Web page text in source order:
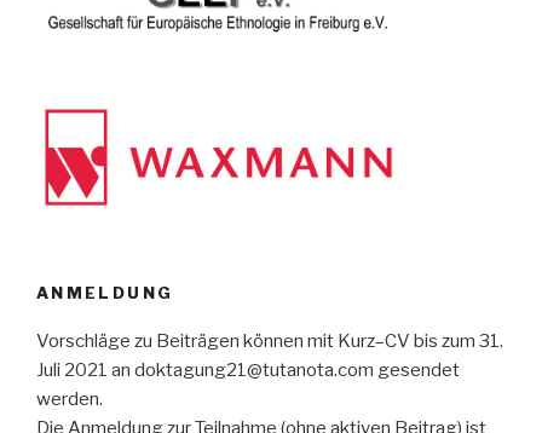
ANMELDUNG
Vorschläge zu Beiträgen können mit Kurz–CV bis zum 31.
Juli 2021 an doktagung21@tutanota.com gesendet
werden.
Die Anmeldung zur Teilnahme (ohne aktiven Beitrag) ist